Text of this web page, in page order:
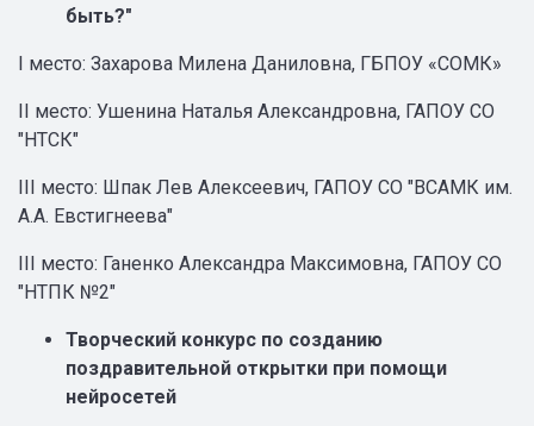
быть?"
I место: Захарова Милена Даниловна, ГБПОУ «СОМК»
II место: Ушенина Наталья Александровна, ГАПОУ СО
"НТСК"
III место: Шпак Лев Алексеевич, ГАПОУ СО "ВСАМК им.
А.А. Евстигнеева"
III место: Ганенко Александра Максимовна, ГАПОУ СО
"НТПК №2"
Творческий конкурс по созданию
поздравительной открытки при помощи
нейросетей